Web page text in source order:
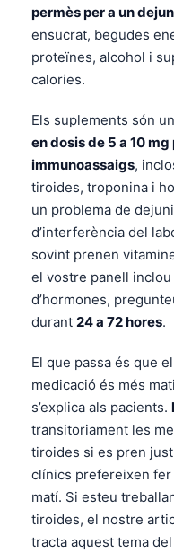
permès per a un
ensucrat, begudes
proteïnes, alcohol i
calories.
Els suplements són
en dosis de 5 a 10
immunoassaigs,
tiroides, troponina i
un problema de
d’interferència del
sovint prenen
el vostre panell
d’hormones,
durant 24 a 72 hores.
El que passa és que
medicació és més
s’explica als pacients.
transitoriament les
tiroides si es pren just
clínics prefereixen fer
matí. Si esteu
tiroides, el nostre
tracta aquest tema
简体中文
فارسی
Български
Dansk
Nederlands
Bahasa Indonesia
Íslenska
Српски језик
Svenska
Bosanski
Azərbaycan dili
Eesti
日本語
Русский
Lietuvių kalba